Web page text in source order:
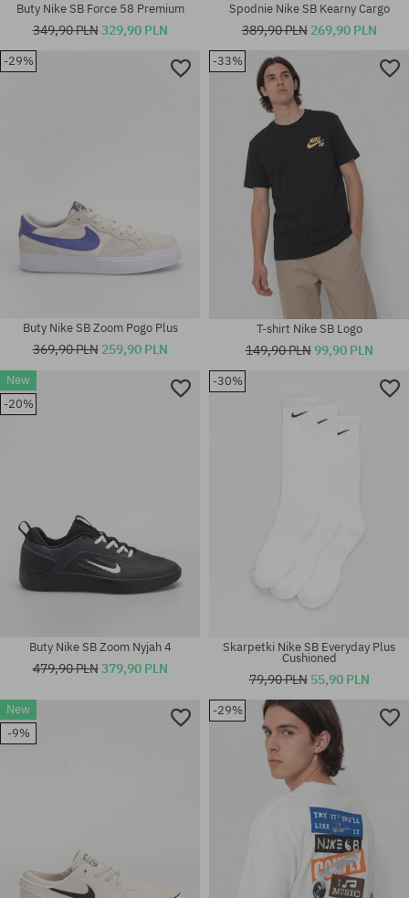
Dostępne rozmiary:
36.5; 37.5
Dostępne rozmiary:
Buty Nike SB Force 58 Premium
349,90 PLN329,90 PLN
Dostępne rozmiary:
Spodnie Nike SB Kearny Cargo
389,90 PLN 269,90 PLN
-29%
Dostępne rozmiary:
40; 40.5; 41
Buty Nike SB Zoom Pogo Plus
369,90 PLN 259,90 PLN
-33%
Dostępne rozmiary:
T-shirt Nike SB Logo
149,90 PLN99,90 PLN
New
-20%
Buty Nike SB Zoom Nyjah 4
479,90 PLN379,90 PLN
-30%
Skarpetki Nike SB Everyday Plus
Cushioned
79,90 PLN 55,90 PLN
New
-9%
-29%